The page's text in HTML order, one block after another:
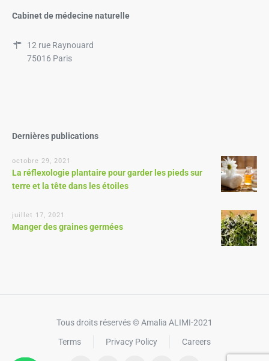
Cabinet de médecine naturelle
12 rue Raynouard
75016 Paris
Dernières publications
octobre 29, 2021
La réflexologie plantaire pour garder les pieds sur
terre et la tête dans les étoiles
juillet 17, 2021
Manger des graines germées
Tous droits réservés © Amalia ALIMI-2021
Terms
Privacy Policy Careers